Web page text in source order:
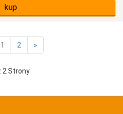
kup
1 2 »
2 Strony